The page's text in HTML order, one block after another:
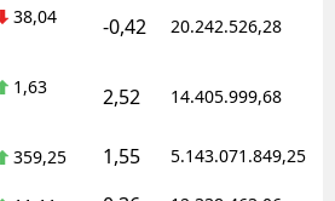
38,04 -0,42 20.242.526,28
1,63 2,52 14.405.999,68
359,25 1,55 5.143.071.849,25